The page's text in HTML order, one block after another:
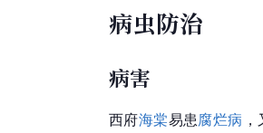
病虫防治
病害
西府海棠易患 腐烂病